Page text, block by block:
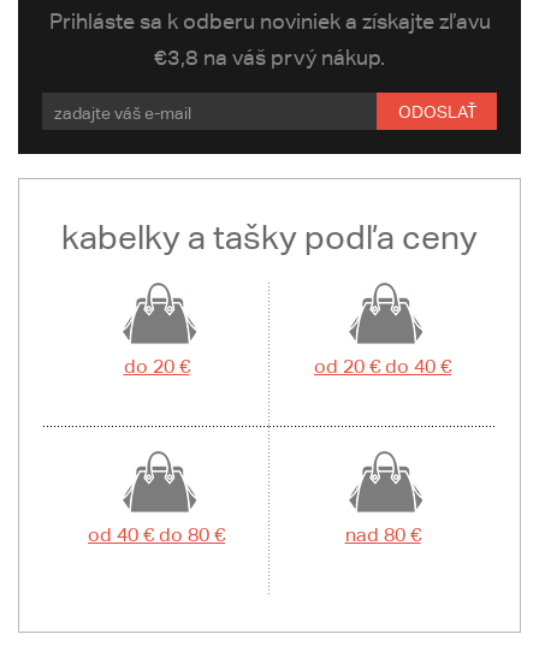
Prihláste sa k odberu noviniek a získajte zľavu
€3,8 na váš prvý nákup.
ODOSLAŤ
kabelky a tašky podľa ceny
do 20 € od 20 € do 40 €
od 40 € do 80 € nad 80 €